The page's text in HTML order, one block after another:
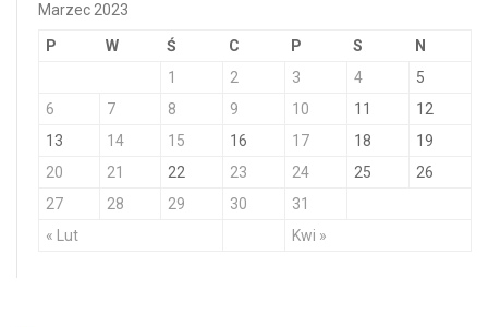
Marzec 2023
P W Ś C P S N
« Lut Kwi »
1 2 3 4
5
6
7 8 9 10 11
12
13
14 15 16 17 18
19
20
21 22 23 24 25
26
27
28 29 30 31